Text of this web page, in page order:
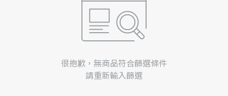
很抱歉，無商品符合篩選條件
請重新輸入篩選